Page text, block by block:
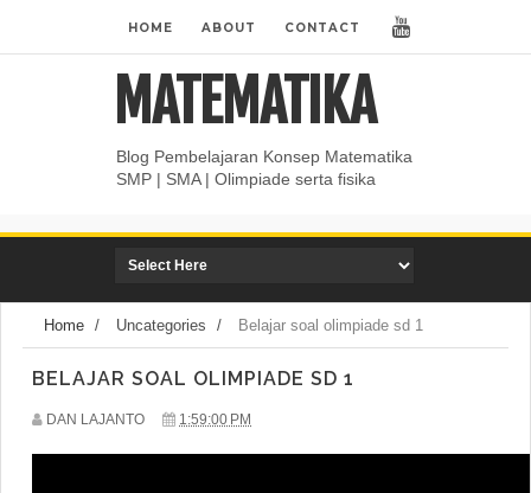
HOME ABOUT CONTACT
MATEMATIKA
Blog Pembelajaran Konsep Matematika
SMP | SMA | Olimpiade serta fisika
Home / Uncategories / Belajar soal olimpiade sd 1
BELAJAR SOAL OLIMPIADE SD 1
DAN LAJANTO 1:59:00 PM